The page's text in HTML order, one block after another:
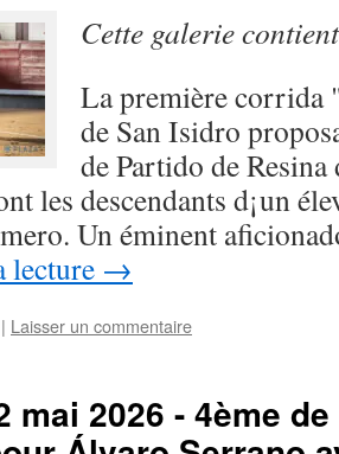
Cette galerie
La première corrida
de San Isidro
de Partido de
les descendants d¡un
Un éminent
lecture →
| Laisser un commentaire
mai 2026 - 4ème